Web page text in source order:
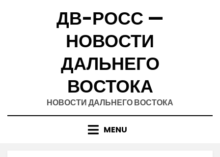
ДВ-РОСС —
НОВОСТИ
ДАЛЬНЕГО
ВОСТОКА
НОВОСТИ ДАЛЬНЕГО ВОСТОКА
MENU